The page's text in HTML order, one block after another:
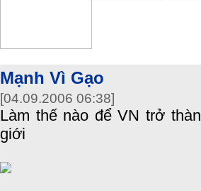
Mạnh Vì Gạo
[04.09.2006 06:38]
Làm thế nào để VN trở
giới